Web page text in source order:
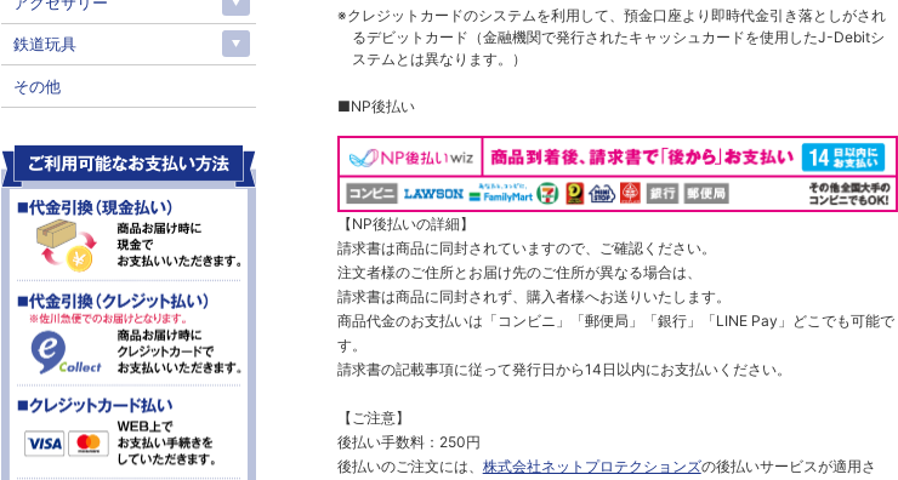
※クレジットカードのシステムを利用して、預金口座より即時代金引き落としがされ
るデビットカード（金融機関で発行されたキャッシュカードを使用したJ-Debitシ
ステムとは異なります。）
■NP後払い
【NP後払いの詳細】
請求書は商品に同封されていますので、ご確認ください。
注文者様のご住所とお届け先のご住所が異なる場合は、
請求書は商品に同封されず、購入者様へお送りいたします。
商品代金のお支払いは「コンビニ」「郵便局」「銀行」「LINE Pay」どこでも可能で
す。
請求書の記載事項に従って発行日から14日以内にお支払いください。
【ご注意】
後払い手数料：250円
後払いのご注文には、 株式会社ネットプロテクションズの後払いサービスが適用さ
鉄道玩具
その他